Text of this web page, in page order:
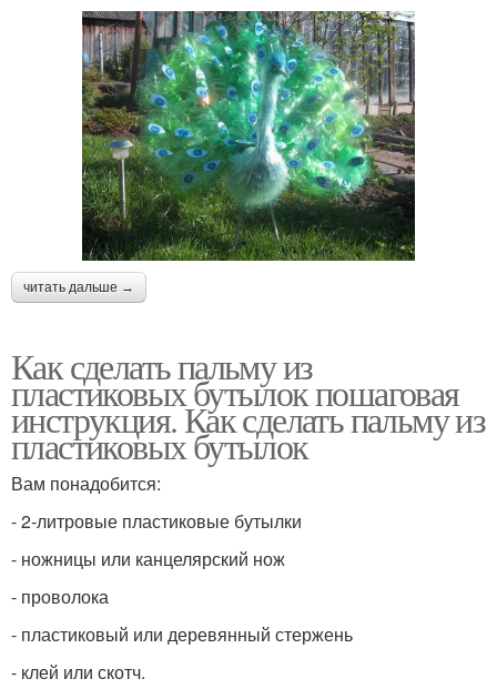
читать дальше →
Как сделать пальму из
пластиковых бутылок пошаговая
инструкция. Как сделать пальму из
пластиковых бутылок
Вам понадобится:
- 2-литровые пластиковые бутылки
- ножницы или канцелярский нож
- проволока
- пластиковый или деревянный стержень
- клей или скотч.